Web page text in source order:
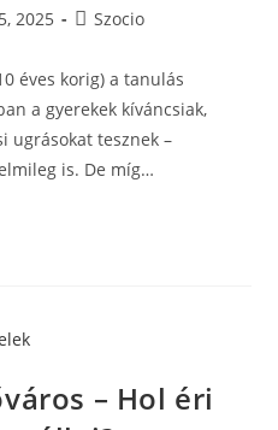
2025
PostSzocio
éves korig) a tanulás
a gyerekek kíváncsiak,
ugrásokat tesznek –
is. De míg…
– Hol éri